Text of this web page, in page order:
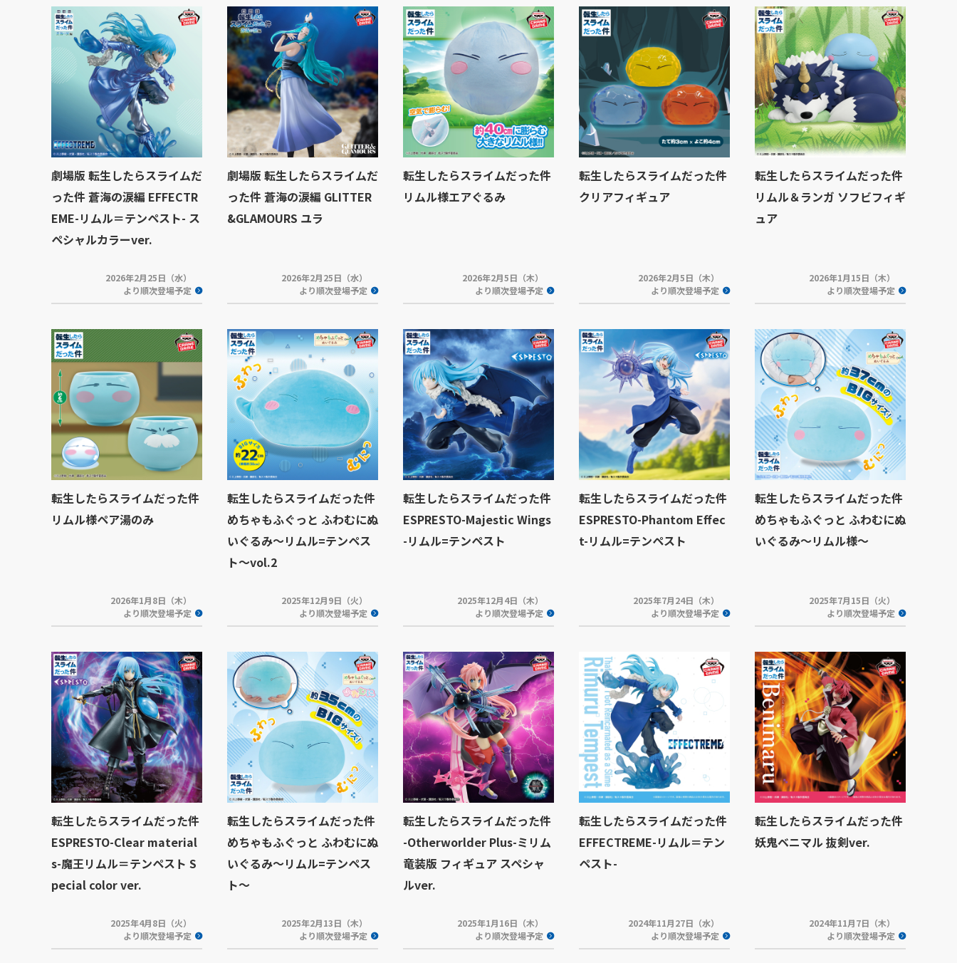
劇場版 転生したらスライムだ
った件 蒼海の涙編 EFFECTR
EME-リムル＝テンペスト- ス
ペシャルカラーver.
2026年2月25日（水）
より順次登場予定
劇場版 転生したらスライムだ
った件 蒼海の涙編 GLITTER
&GLAMOURS ユラ
2026年2月25日（水）
より順次登場予定
転生したらスライムだった件
リムル様エアぐるみ
2026年2月5日（木）
より順次登場予定
転生したらスライムだった件
クリアフィギュア
2026年2月5日（木）
より順次登場予定
転生したらスライムだった件
リムル＆ランガ ソフビフィギ
ュア
2026年1月15日（木）
より順次登場予定
転生したらスライムだった件
リムル様ペア湯のみ
2026年1月8日（木）
より順次登場予定
転生したらスライムだった件
めちゃもふぐっと ふわむにぬ
いぐるみ～リムル=テンペス
ト～vol.2
2025年12月9日（火）
より順次登場予定
転生したらスライムだった件
ESPRESTO-Majestic Wings
-リムル=テンペスト
2025年12月4日（木）
より順次登場予定
転生したらスライムだった件
ESPRESTO-Phantom Effec
t-リムル=テンペスト
2025年7月24日（木）
より順次登場予定
転生したらスライムだった件
めちゃもふぐっと ふわむにぬ
いぐるみ～リムル様～
2025年7月15日（火）
より順次登場予定
転生したらスライムだった件
ESPRESTO-Clear material
s-魔王リムル＝テンペスト S
pecial color ver.
2025年4月8日（火）
より順次登場予定
転生したらスライムだった件
めちゃもふぐっと ふわむにぬ
いぐるみ～リムル=テンペス
ト～
2025年2月13日（木）
より順次登場予定
転生したらスライムだった件
-Otherworlder Plus-ミリム
竜装版 フィギュア スペシャ
ルver.
2025年1月16日（木）
より順次登場予定
転生したらスライムだった件
EFFECTREME-リムル＝テン
ペスト-
2024年11月27日（水）
より順次登場予定
転生したらスライムだった件
妖鬼ベニマル 抜剣ver.
2024年11月7日（木）
より順次登場予定